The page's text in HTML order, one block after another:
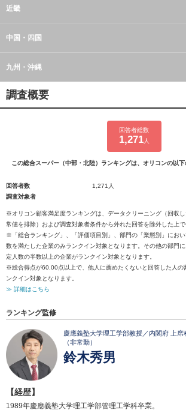
近畿
中国・四国
九州・沖縄
調査概要
回答者総数
1,271人
この総合スーパー（中部・北陸）ランキングは、オリコンの以下
回答者数
1,271人
調査対象者
※オリコン顧客満足度ランキングは、データクリーニング（回収
常値を排除）および調査対象者条件から外れた回答を除外した上で
※「総合ランキング」、「評価項目別」、部門の「業態別」にお
数を満たした企業のみランクイン対象となります。その他の部門
定人数の半数以上の企業がランクイン対象となります。
※総合得点が60.00点以上で、他人に薦めたくないと回答した人の
ンクイン対象となります。
≫ 詳細はこちら
ランキング監修
慶應義塾大学理工学部教授／内閣府 上席
（非常勤）
鈴木秀男
【経歴】
1989年慶應義塾大学理工学部管理工学科卒業。